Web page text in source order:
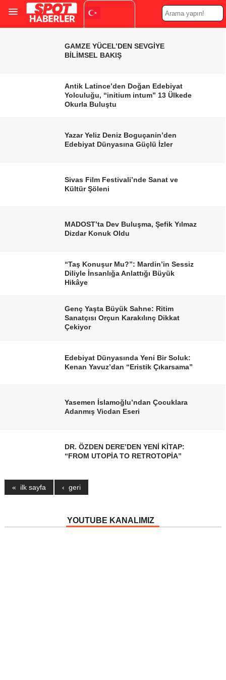
GAMZE YÜCEL’DEN SEVGİYE
BİLİMSEL BAKIŞ
Antik Latince’den Doğan Edebiyat
Yolculuğu, “initium intum” 13 Ülkede
Okurla Buluştu
Yazar Yeliz Deniz Boguçanin’den
Edebiyat Dünyasına Güçlü İzler
Sivas Film Festivali’nde Sanat ve
Kültür Şöleni
MADOST’ta Dev Buluşma, Şefik Yılmaz
Dizdar Konuk Oldu
“Taş Konuşur Mu?”: Mardin’in Sessiz
Diliyle İnsanlığa Anlattığı Büyük
Hikâye
Genç Yaşta Büyük Sahne: Ritim
Sanatçısı Orçun Karakılınç Dikkat
Çekiyor
Edebiyat Dünyasında Yeni Bir Soluk:
Kenan Yavuz’dan “Eristik Çıkarsama”
Yasemen İslamoğlu’ndan Çocuklara
Adanmış Vicdan Eseri
DR. ÖZDEN DERE’DEN YENİ KİTAP:
“FROM UTOPİA TO RETROTOPİA”
« ilk sayfa ‹ geri
YOUTUBE KANALIMIZ